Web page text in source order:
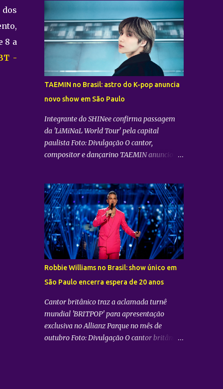
8 a
-
"2026 CORTIS TOUR IN LA: LIVE VIEWING"
nas telonas do Brasil. A exibição trará a
transmissão ao vivo do show do grupo sul-
coreano CORTIS , realizado diretamente do
YouTube Theater , na cidade de Los Angeles
(EUA). O objetivo da ação é proporcionar ao
público uma vivência cinematográfica com
som e imagem de alta qualidade,
conectando os fãs de todo o mundo à
energia da primeira turnê mundial do
quinteto. Produzido pela gigante do
entretenimento asiático HYBE e distribuído
oficialmente como COERS — para o centro
da apresentação. Como um bônus especial
para as sessões nos cine...
TAEMIN no Brasil: astro do K-pop anuncia
novo show em São Paulo
Integrante do SHINee confirma passagem
da 'LiMiNaL World Tour' pela capital
paulista Foto: Divulgação O cantor,
compositor e dançarino TAEMIN anunciou
trará a tão aguardada “LiMiNaL World
Tour” para uma apresentação na cidade de
São Paulo: 08 de novembro, no Vibra SP.
Batizada oficialmente como “2026-27
TAEMIN WORLD TOUR ” , a nova excursão
do astro rodará o mundo com apresentações
distribuídas pela Ásia, América do Norte e
encontro com os fãs brasileiros em São
Paulo, a agenda internacional do artista tem
paradas confirmadas em metrópoles como
Seul, San José, Los Angeles, Las Vegas, Grand
Prairie, Chicago, Newark, Monterrey, Cidade
Robbie Williams no Brasil: show único em
São Paulo encerra espera de 20 anos
Cantor britânico traz a aclamada turnê
mundial 'BRITPOP' para apresentação
exclusiva no Allianz Parque no mês de
outubro Foto: Divulgação O cantor britânico